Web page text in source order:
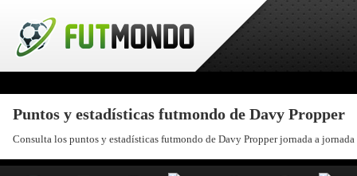
Puntos y estadísticas futmondo de Davy Propper
Consulta los puntos y estadísticas futmondo de Davy Propper jornada a jornada